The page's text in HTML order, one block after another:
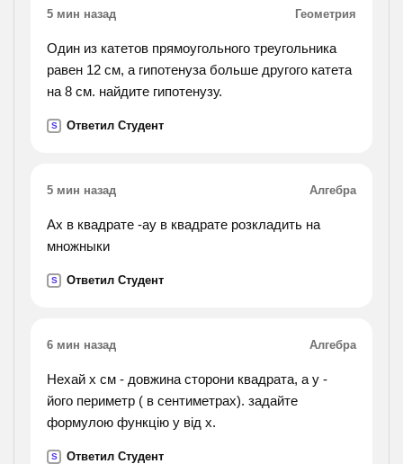
5 мин назад Геометрия
Один из катетов прямоугольного треугольника
равен 12 см, а гипотенуза больше другого катета
на 8 см. найдите гипотенузу.
S Ответил Студент
5 мин назад Алгебра
Ax в квадрате -ay в квадрате розкладить на
множныки
S Ответил Студент
6 мин назад Алгебра
Нехай х см - довжина сторони квадрата, а у -
його периметр ( в сентиметрах). задайте
формулою функцію у від х.
S Ответил Студент